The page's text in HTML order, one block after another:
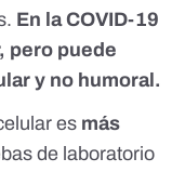
En la COVID-19
pero puede
y no humoral.
es más
de laboratorio